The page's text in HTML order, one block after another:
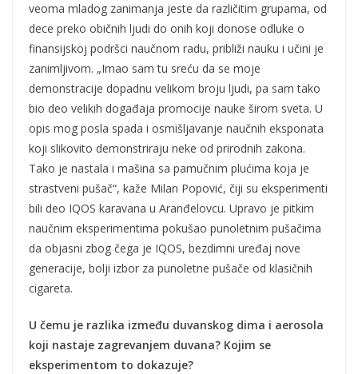
veoma mladog zanimanja jeste da različitim grupama, od
dece preko običnih ljudi do onih koji donose odluke o
finansijskoj podršci naučnom radu, približi nauku i učini je
zanimljivom. „Imao sam tu sreću da se moje
demonstracije dopadnu velikom broju ljudi, pa sam tako
bio deo velikih događaja promocije nauke širom sveta. U
opis mog posla spada i osmišljavanje naučnih eksponata
koji slikovito demonstriraju neke od prirodnih zakona.
Tako je nastala i mašina sa pamučnim plućima koja je
strastveni pušač“, kaže Milan Popović, čiji su eksperimenti
bili deo IQOS karavana u Aranđelovcu. Upravo je pitkim
naučnim eksperimentima pokušao punoletnim pušačima
da objasni zbog čega je IQOS, bezdimni uređaj nove
generacije, bolji izbor za punoletne pušače od klasičnih
cigareta.
U čemu je razlika između duvanskog dima i aerosola
koji nastaje zagrevanjem duvana? Kojim se
eksperimentom to dokazuje?